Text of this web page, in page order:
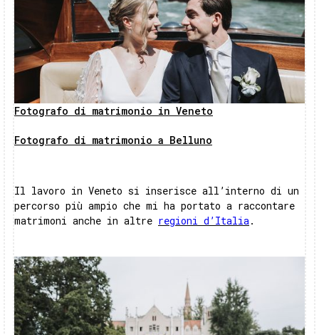
Fotografo di matrimonio in Veneto
Fotografo di matrimonio a Belluno
Il lavoro in Veneto si inserisce all’interno di un
percorso più ampio che mi ha portato a raccontare
matrimoni anche in altre regioni d’Italia.